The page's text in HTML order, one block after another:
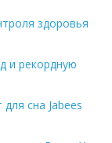
здоровья
и рекордную
сна Jabees